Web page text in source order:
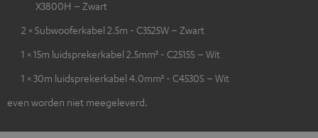
X3800H – Zwart
2 × Subwooferkabel 2.5m - C3525W – Zwart
1 × 15m luidsprekerkabel 2.5mm² - C2515S – Wit
1 × 30m luidsprekerkabel 4.0mm² - C4530S – Wit
even worden niet meegeleverd.